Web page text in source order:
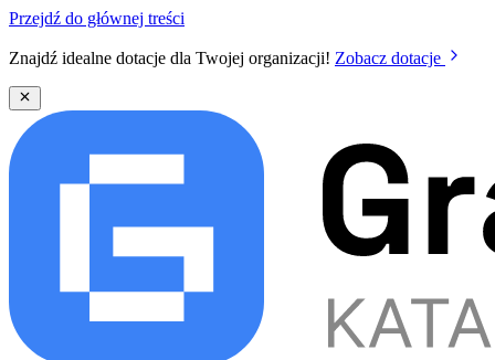
Przejdź do głównej treści
Znajdź idealne dotacje dla Twojej organizacji! Zobacz dotacje